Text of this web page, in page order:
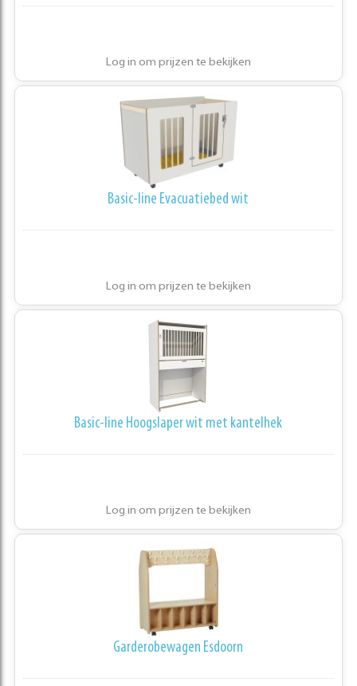
Log in om prijzen te bekijken
Basic-line Evacuatiebed wit
Log in om prijzen te bekijken
Basic-line Hoogslaper wit met kantelhek
Log in om prijzen te bekijken
Garderobewagen Esdoorn